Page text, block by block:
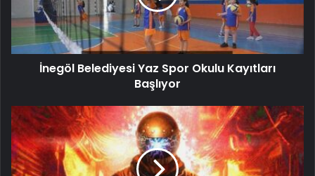
İnegöl Belediyesi Yaz Spor Okulu Kayıtları
Başlıyor